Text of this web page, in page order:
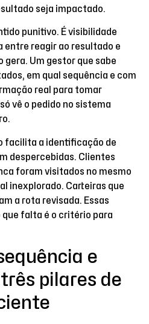
seja impactado.
punitivo. É visibilidade
entre reagir ao resultado e
gera. Um gestor que sabe
em qual sequência e com
real para tomar
vê o pedido no sistema
facilita a identificação de
despercebidas. Clientes
foram visitados no mesmo
inexplorado. Carteiras que
a rota revisada. Essas
falta é o critério para
e
pilares de